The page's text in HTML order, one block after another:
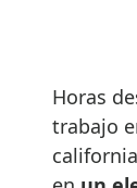
Horas
trabajo